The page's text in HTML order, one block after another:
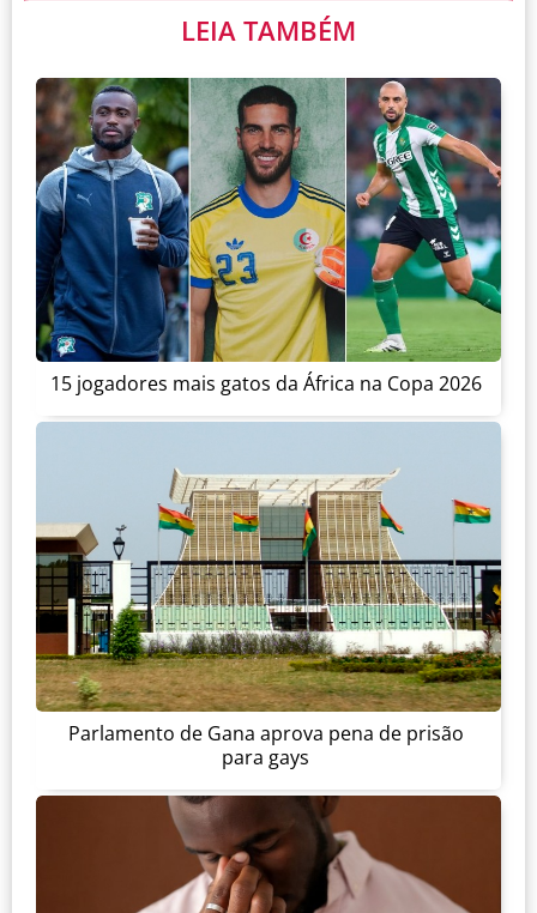
LEIA TAMBÉM
15 jogadores mais gatos da África na Copa 2026
Parlamento de Gana aprova pena de prisão
para gays